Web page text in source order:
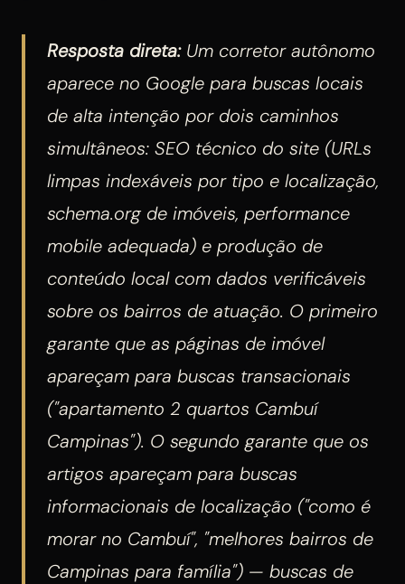
Resposta direta:Um corretor autônomo
aparece no Google para buscas locais
de alta intenção por dois caminhos
simultâneos: SEO técnico do site (URLs
limpas indexáveis por tipo e localização,
schema.org de imóveis, performance
mobile adequada) e produção de
conteúdo local com dados verificáveis
sobre os bairros de atuação. O primeiro
garante que as páginas de imóvel
apareçam para buscas transacionais
("apartamento 2 quartos Cambuí
Campinas"). O segundo garante que os
artigos apareçam para buscas
informacionais de localização ("como é
morar no Cambuí", "melhores bairros de
Campinas para família") — buscas de